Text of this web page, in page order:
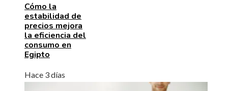
Cómo la
estabilidad de
precios mejora
la eficiencia del
consumo en
Egipto
Hace 3 días